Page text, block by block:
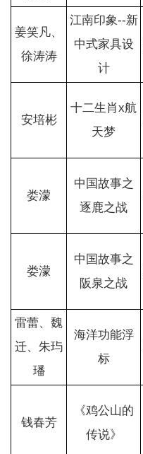
姜笑凡、
徐涛涛
江南印象--新
中式家具设
计
安培彬
十二生肖x航
天梦
娄濛
中国故事之
逐鹿之战
娄濛
中国故事之
阪泉之战
雷蕾、魏
迁、朱玙
璠
海洋功能浮
标
钱春芳
《鸡公山的
传说》